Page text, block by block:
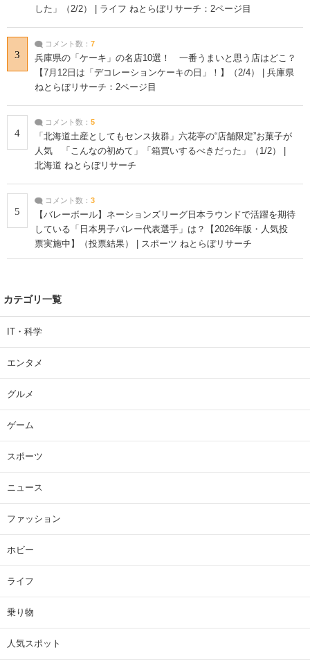
した」（2/2） | ライフ ねとらぼリサーチ：2ページ目
3
コメント数： 7
兵庫県の「ケーキ」の名店10選！ 一番うまいと思う店はどこ？
【7月12日は「デコレーションケーキの日」！】（2/4） | 兵庫県
ねとらぼリサーチ：2ページ目
4
コメント数： 5
「北海道土産としてもセンス抜群」六花亭の“店舗限定”お菓子が
人気 「こんなの初めて」「箱買いするべきだった」（1/2） |
北海道 ねとらぼリサーチ
5
コメント数： 3
【バレーボール】ネーションズリーグ日本ラウンドで活躍を期待
している「日本男子バレー代表選手」は？【2026年版・人気投
票実施中】（投票結果） | スポーツ ねとらぼリサーチ
カテゴリ一覧
IT・科学
エンタメ
グルメ
ゲーム
スポーツ
ニュース
ファッション
ホビー
ライフ
乗り物
人気スポット